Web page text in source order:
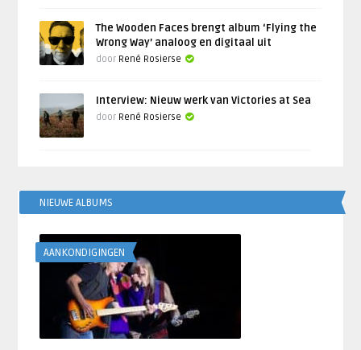
The Wooden Faces brengt album ‘Flying the
Wrong Way’ analoog en digitaal uit
door René Rosierse
Interview: Nieuw werk van Victories at Sea
door René Rosierse
NIEUWE ALBUMS
AANKONDIGINGEN